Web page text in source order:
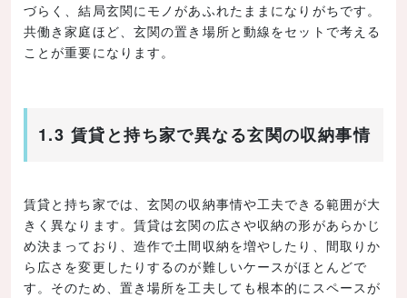
づらく、結局玄関にモノがあふれたままになりがちです。
共働き家庭ほど、玄関の置き場所と動線をセットで考える
ことが重要になります。
1.3 賃貸と持ち家で異なる玄関の収納事情
賃貸と持ち家では、玄関の収納事情や工夫できる範囲が大
きく異なります。賃貸は玄関の広さや収納の形があらかじ
め決まっており、造作で土間収納を増やしたり、間取りか
ら広さを変更したりするのが難しいケースがほとんどで
す。そのため、置き場所を工夫しても根本的にスペースが